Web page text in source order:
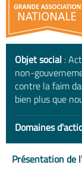
Objet social :
non-
contre la faim
bien plus que
Domaines
Présentation de